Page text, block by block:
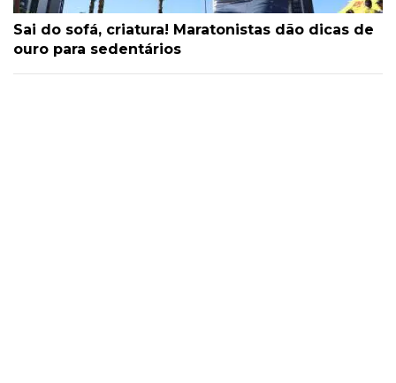
Sai do sofá, criatura! Maratonistas dão dicas de
ouro para sedentários